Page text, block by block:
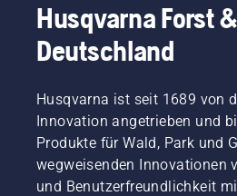
Husqvarna Forst
Deutschland
Husqvarna ist seit 1689 von
Innovation angetrieben und
Produkte für Wald, Park und
wegweisenden Innovationen
und Benutzerfreundlichkeit